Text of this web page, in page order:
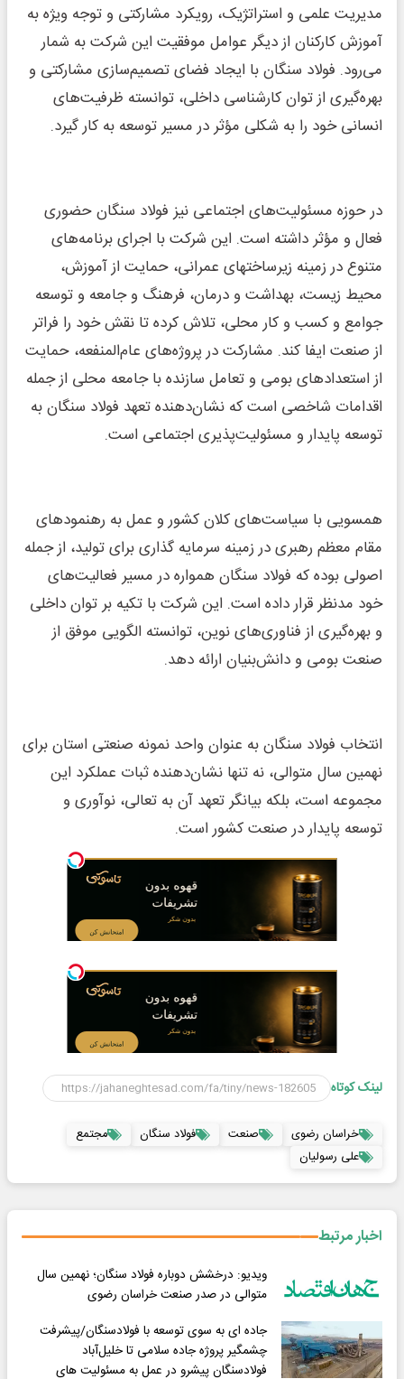
مدیریت علمی و استراتژیک، رویکرد مشارکتی و توجه ویژه به
آموزش کارکنان از دیگر عوامل موفقیت این شرکت به شمار
می‌رود. فولاد سنگان با ایجاد فضای تصمیم‌سازی مشارکتی و
بهره‌گیری از توان کارشناسی داخلی، توانسته ظرفیت‌های
انسانی خود را به شکلی مؤثر در مسیر توسعه به کار گیرد.
در حوزه مسئولیت‌های اجتماعی نیز فولاد سنگان حضوری
فعال و مؤثر داشته است. این شرکت با اجرای برنامه‌های
متنوع در زمینه زیرساختهای عمرانی، حمایت از آموزش،
محیط زیست، بهداشت و درمان، فرهنگ و جامعه و توسعه
جوامع و کسب و کار محلی، تلاش کرده تا نقش خود را فراتر
از صنعت ایفا کند. مشارکت در پروژه‌های عام‌المنفعه، حمایت
از استعدادهای بومی و تعامل سازنده با جامعه محلی از جمله
اقدامات شاخصی است که نشان‌دهنده تعهد فولاد سنگان به
توسعه پایدار و مسئولیت‌پذیری اجتماعی است.
همسویی با سیاست‌های کلان کشور و عمل به رهنمودهای
مقام معظم رهبری در زمینه سرمایه گذاری برای تولید، از جمله
اصولی بوده که فولاد سنگان همواره در مسیر فعالیت‌های
خود مدنظر قرار داده است. این شرکت با تکیه بر توان داخلی
و بهره‌گیری از فناوری‌های نوین، توانسته الگویی موفق از
صنعت بومی و دانش‌بنیان ارائه دهد.
انتخاب فولاد سنگان به عنوان واحد نمونه صنعتی استان برای
نهمین سال متوالی، نه تنها نشان‌دهنده ثبات عملکرد این
مجموعه است، بلکه بیانگر تعهد آن به تعالی، نوآوری و
توسعه پایدار در صنعت کشور است.
لینک کوتاه
خراسان رضوی صنعت فولاد سنگان
مجتمع
علی رسولیان
اخبار مرتبط
ویدیو: درخشش دوباره فولاد سنگان؛ نهمین سال
متوالی در صدر صنعت خراسان رضوی
جاده ای به سوی توسعه با فولادسنگان/پیشرفت
چشمگیر پروژه جاده سلامی تا خلیل‌آباد
فولادسنگان پیشرو در عمل به مسئولیت های